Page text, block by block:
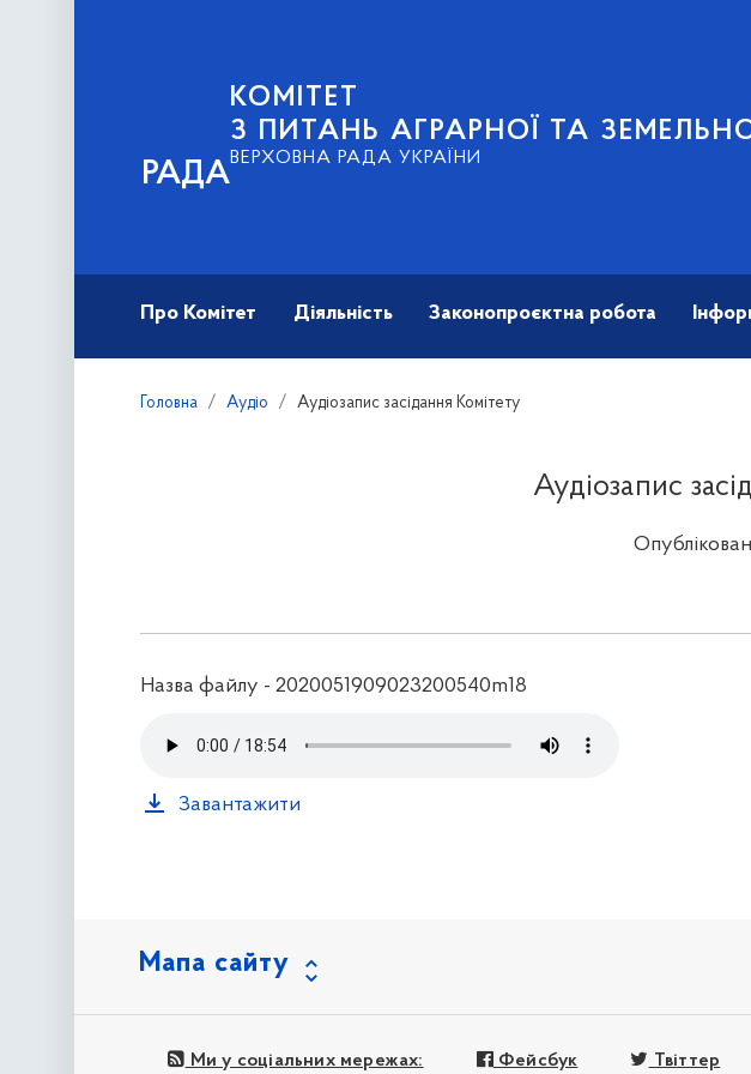
РАДА
КОМІТЕТ
З ПИТАНЬ АГРАРНОЇ ТА
ВЕРХОВНА РАДА УКРАЇНИ
Про Комітет Діяльність Законопроєктна робота
Головна Аудіо Аудіозапис засідання Комітету
Аудіозапис
Назва файлу - 2020051909023200540m18
Завантажити
Мапа сайту
Ми у соціальних мережах: Фейсбук Твіттер